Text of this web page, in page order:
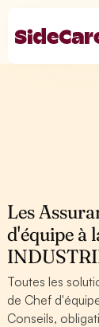
Les
d'équipe à
Toutes les
de Chef
Conseils,